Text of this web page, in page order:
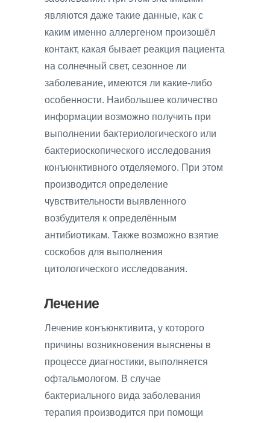
являются даже такие данные, как с
каким именно аллергеном произошёл
контакт, какая бывает реакция пациента
на солнечный свет, сезонное ли
заболевание, имеются ли какие-либо
особенности. Наибольшее количество
информации возможно получить при
выполнении бактериологического или
бактериоскопического исследования
конъюнктивного отделяемого. При этом
производится определение
чувствительности выявленного
возбудителя к определённым
антибиотикам. Также возможно взятие
соскобов для выполнения
цитологического исследования.
Лечение
Лечение конъюнктивита, у которого
причины возникновения выяснены в
процессе диагностики, выполняется
офтальмологом. В случае
бактериального вида заболевания
терапия производится при помощи